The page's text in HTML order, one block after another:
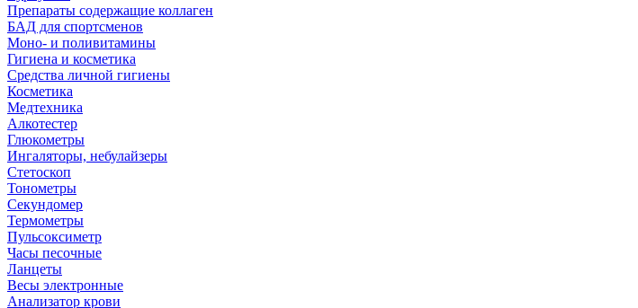
Препараты содержащие коллаген
БАД для спортсменов
Моно- и поливитамины
Гигиена и косметика
Средства личной гигиены
Косметика
Медтехника
Алкотестер
Глюкометры
Ингаляторы, небулайзеры
Стетоскоп
Тонометры
Секундомер
Термометры
Пульсоксиметр
Часы песочные
Ланцеты
Весы электронные
Анализатор крови